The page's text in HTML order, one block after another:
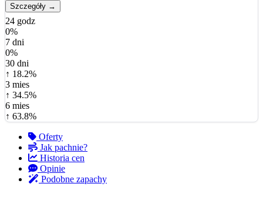
Szczegóły →
24 godz
0%
7 dni
0%
30 dni
↑ 18.2%
3 mies
↑ 34.5%
6 mies
↑ 63.8%
Oferty
Jak pachnie?
Historia cen
Opinie
Podobne zapachy